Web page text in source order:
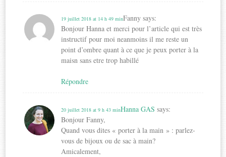
Fanny says:
19 juillet 2018 at 14 h 49 min
Bonjour Hanna et merci pour l’article qui est très
instructif pour moi neanmoins il me reste un
point d’ombre quant à ce que je peux porter à la
maisn sans etre trop habillé
Répondre
Hanna GAS says:
20 juillet 2018 at 9 h 43 min
Bonjour Fanny,
Quand vous dites « porter à la main » : parlez-
vous de bijoux ou de sac à main?
Amicalement,